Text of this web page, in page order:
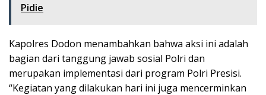
Pidie
Kapolres Dodon menambahkan bahwa aksi ini adalah
bagian dari tanggung jawab sosial Polri dan
merupakan implementasi dari program Polri Presisi.
“Kegiatan yang dilakukan hari ini juga mencerminkan